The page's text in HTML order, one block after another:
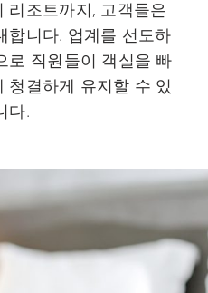
리조트까지, 고객들은
합니다. 업계를 선도하
로 직원들이 객실을 빠
청결하게 유지할 수 있
다.